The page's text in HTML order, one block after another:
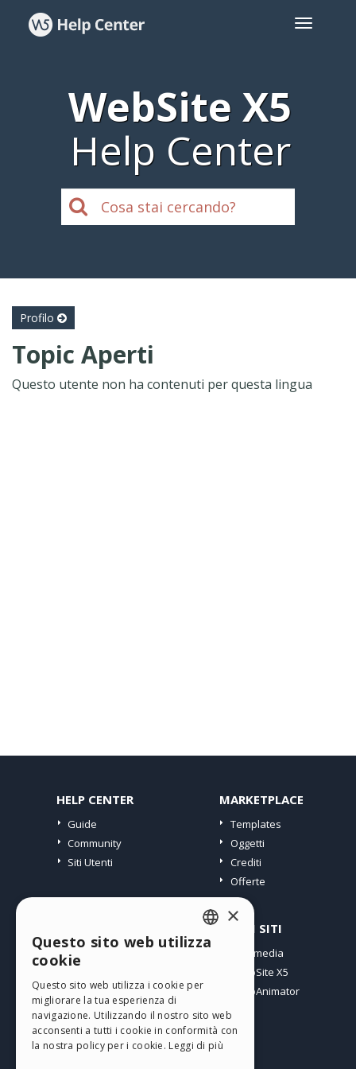
WebSite X5
Help Center
Profilo
Topic Aperti
Questo utente non ha contenuti per questa lingua
HELP CENTER
Guide
Community
Siti Utenti
MARKETPLACE
Templates
Oggetti
Crediti
Offerte
I miei post
I miei Download
Spazio Web
I miei Crediti
ALTRI SITI
Incomedia
WebSite X5
WebAnimator
ENGLISH
SPANISH
PORTUGUESE
×
Questo sito web utilizza
cookie
Questo sito web utilizza i cookie per
migliorare la tua esperienza di
navigazione. Utilizzando il nostro sito web
acconsenti a tutti i cookie in conformità con
la nostra policy per i cookie. Leggi di più